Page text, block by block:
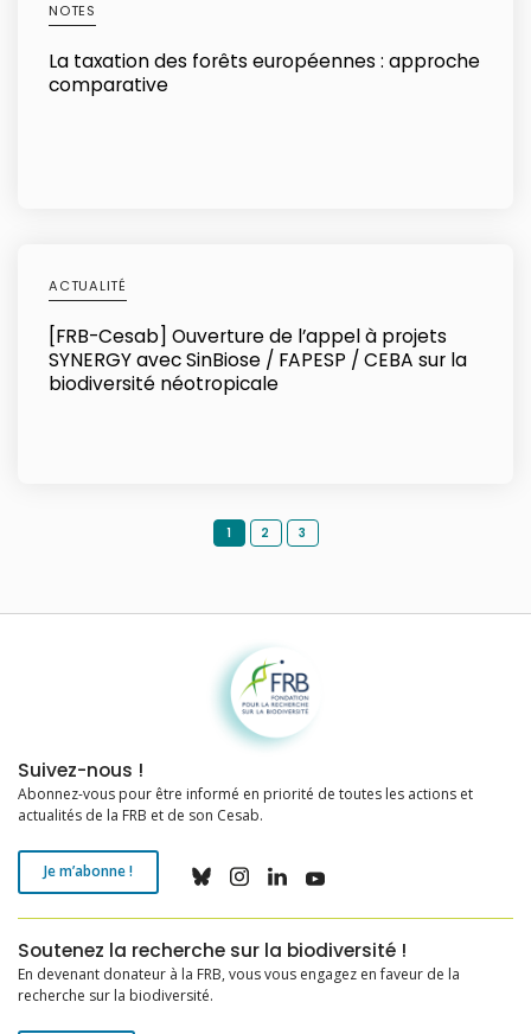
NOTES
La taxation des forêts européennes : approche
comparative
ACTUALITÉ
[FRB-Cesab] Ouverture de l’appel à projets
SYNERGY avec SinBiose / FAPESP / CEBA sur la
biodiversité néotropicale
1 2 3
Fondation pour la recherche sur la biodiversité
Suivez-nous !
Abonnez-vous pour être informé en priorité de toutes les actions et
actualités de la FRB et de son Cesab.
Je m’abonne !
Soutenez la recherche sur la biodiversité !
En devenant donateur à la FRB, vous vous engagez en faveur de la
recherche sur la biodiversité.